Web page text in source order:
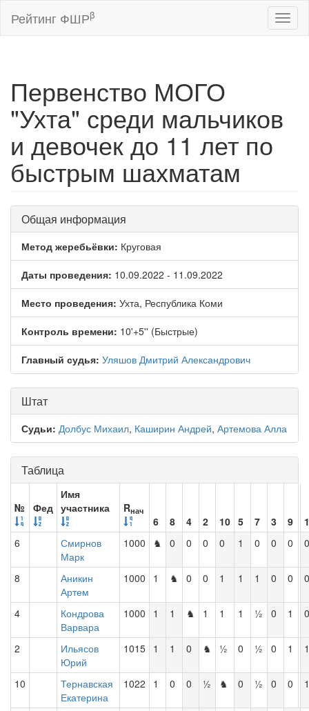
Рейтинг ФШРβ
Первенство МОГО
"Ухта" среди мальчиков
и девочек до 11 лет по
быстрым шахматам
Общая информация
Метод жеребьёвки: Круговая
Даты проведения: 10.09.2022 - 11.09.2022
Место проведения: Ухта, Республика Коми
Контроль времени: 10'+5'' (Быстрые)
Главный судья: Уляшов Дмитрий Александрович
Штат
Судьи: Долбус Михаил, Каширин Андрей, Артемова Алла
Таблица
№ Фед
Имя
участника
Rнач
6 8 4 2 10 5 7 3 9
1
6
Смирнов
Марк
1000 ♞ 0 0 0 0 1 0 0 0 0
8
Аникин
Артем
1000 1 ♞ 0 0 1 1 1 0 0 0
4
Кондрова
Варвара
1000 1 1 ♞ 1 1 1 ½ 0 1 0
2
Ильясов
Юрий
1015 1 1 0 ♞ ½ 0 ½ 0 1 1
10
Тернавская
Екатерина
1022 1 0 0 ½ ♞ 0 ½ 0 0 1